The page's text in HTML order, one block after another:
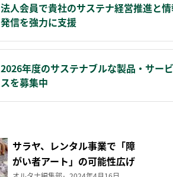
法人会員で貴社のサステナ経営推進と
発信を強力に支援
2026年度のサステナブルな製品・サービ
スを募集中
サラヤ、レンタル事業で「障
がい者アート」の可能性広げ